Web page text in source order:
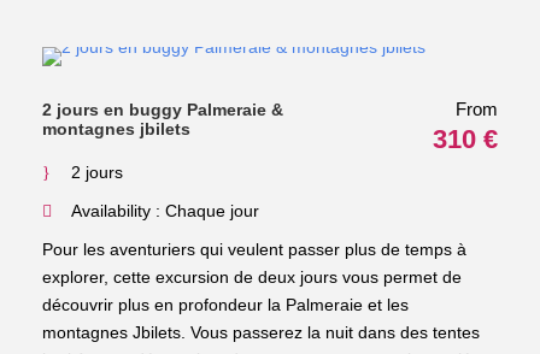
2 jours en buggy Palmeraie &
montagnes jbilets
From
310 €
2 jours
Availability : Chaque jour
Pour les aventuriers qui veulent passer plus de temps à
explorer, cette excursion de deux jours vous permet de
découvrir plus en profondeur la Palmeraie et les
montagnes Jbilets. Vous passerez la nuit dans des tentes